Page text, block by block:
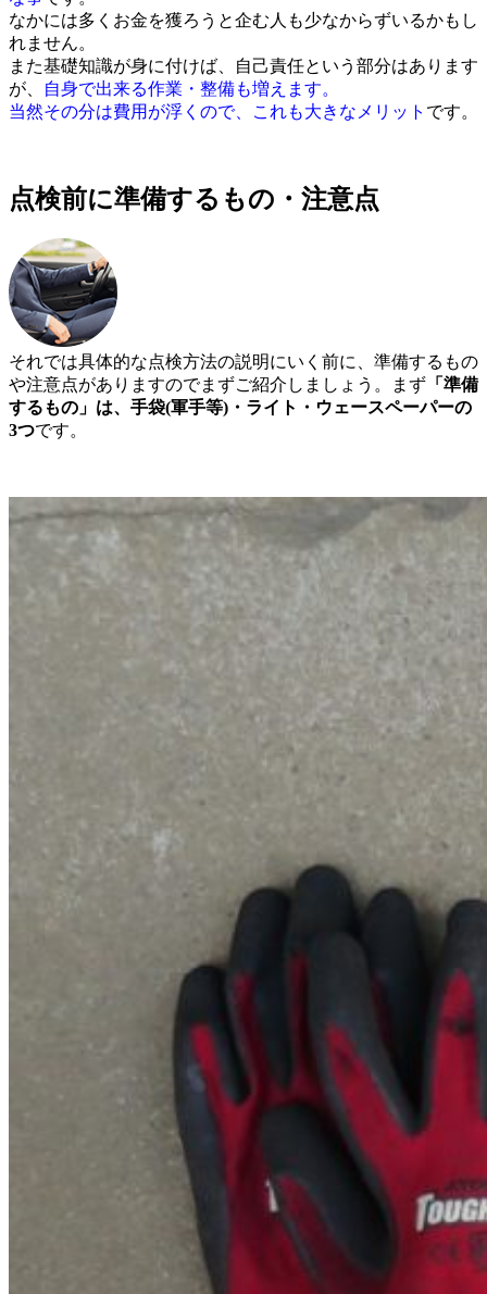
なかには多くお金を獲ろうと企む人も少なからずいるかもし
れません。
また基礎知識が身に付けば、自己責任という部分はあります
が、
自身で出来る作業・整備も増えます。
当然その分は費用が浮くので、これも大きなメリット です。
点検前に準備するもの・注意点
それでは具体的な点検方法の説明にいく前に、準備するもの
や注意点がありますのでまずご紹介しましょう。まず 「準備
するもの」は、手袋(軍手等)・ライト・ウェースペーパーの
3つです。